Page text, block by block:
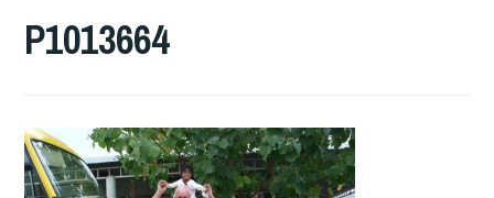
P1013664